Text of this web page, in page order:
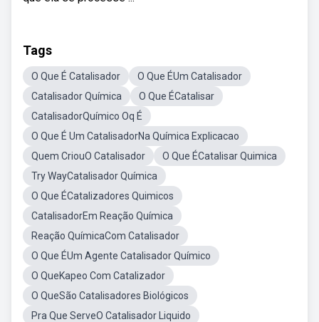
Tags
O Que É Catalisador
O Que ÉUm Catalisador
Catalisador Química
O Que ÉCatalisar
CatalisadorQuímico Oq É
O Que É Um CatalisadorNa Química Explicacao
Quem CriouO Catalisador
O Que ÉCatalisar Quimica
Try WayCatalisador Química
O Que ÉCatalizadores Quimicos
CatalisadorEm Reação Química
Reação QuímicaCom Catalisador
O Que ÉUm Agente Catalisador Químico
O QueKapeo Com Catalizador
O QueSão Catalisadores Biológicos
Pra Que ServeO Catalisador Liquido